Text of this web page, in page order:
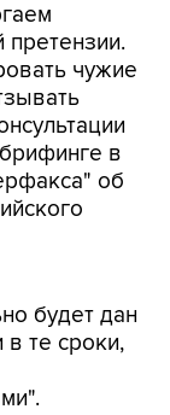
чужие
в
об
будет дан
те сроки,